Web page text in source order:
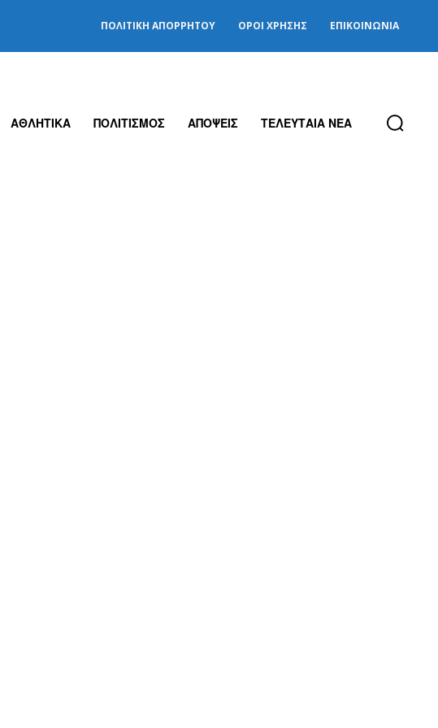
ΠΟΛΙΤΙΚΉ ΑΠΟΡΡΉΤΟΥ ΌΡΟΙ ΧΡΉΣΗΣ ΕΠΙΚΟΙΝΩΝΊΑ
ΑΘΛΗΤΙΚΑ ΠΟΛΙΤΙΣΜΟΣ ΑΠΟΨΕΙΣ ΤΕΛΕΥΤΑΙΑ ΝΕΑ